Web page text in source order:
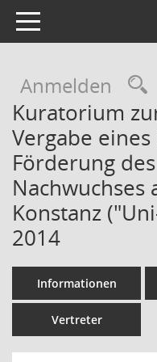
Toggle navigation
Anmelden
Kuratorium
Vergabe
Förderung
Konstanz
2014
Informationen
Vertreter